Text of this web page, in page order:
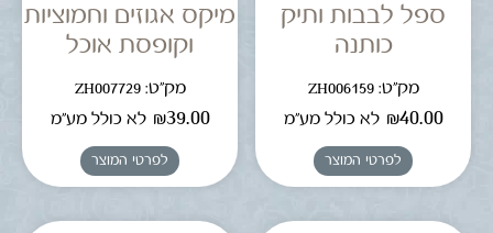
ספל לבבות ותיק
כותנה
מק"ט: ZH006159
₪40.00 לא כולל מע"מ
לפרטי המוצר
מיקס אגוזים וחמוציות
וקופסת אוכל
מק"ט: ZH007729
₪39.00 לא כולל מע"מ
לפרטי המוצר